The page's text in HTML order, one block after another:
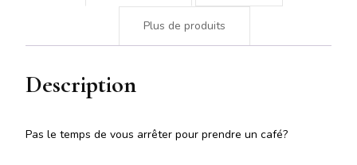
Plus de produits
Description
Pas le temps de vous arrêter pour prendre un café?